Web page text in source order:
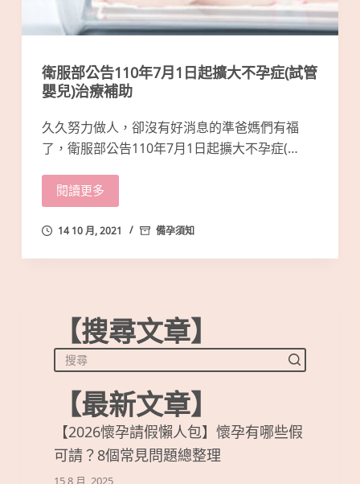
衛服部公告110年7月1日起擴大不孕症(試管
嬰兒)治療補助
久久努力做人，卻沒有好消息的準爸媽們有福
了，衛服部公告110年7月1日起擴大不孕症(…
閱讀更多
14 10 月, 2021 備孕須知
【搜尋文章】
【最新文章】
【2026懷孕請假懶人包】懷孕有哪些假
可請？8個常見問題總整理